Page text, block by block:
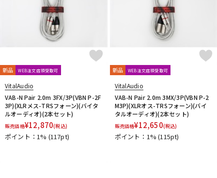
中古 ヴィンテージ
新品 WEB注文店頭受取可
VitalAudio
VAB-N Pair 2.0m 3FX/3P(VBN P-2F
3P)(XLRメス-TRSフォーン)(バイタ
ルオーディオ)(2本セット)
販売価格¥12,870(税込)
ポイント：1% (117pt)
新品 WEB注文店頭受取可
VitalAudio
VAB-N Pair 2.0m 3MX/3P(VBN P-2
M3P)(XLRオス-TRSフォーン)(バイ
タルオーディオ)(2本セット)
販売価格¥12,650(税込)
ポイント：1%(115pt)